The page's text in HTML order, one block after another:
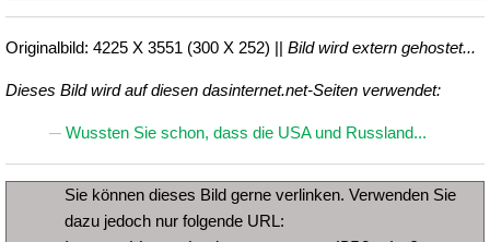
Originalbild: 4225 X 3551 (300 X 252) || Bild wird extern gehostet...
Dieses Bild wird auf diesen dasinternet.net-Seiten verwendet:
Wussten Sie schon, dass die USA und Russland...
Sie können dieses Bild gerne verlinken. Verwenden Sie
dazu jedoch nur folgende URL: